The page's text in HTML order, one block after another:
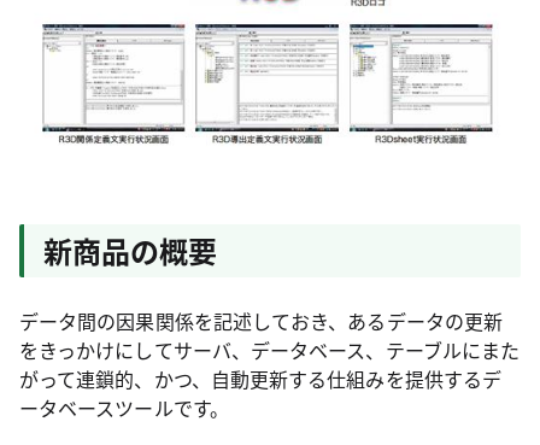
新商品の概要
データ間の因果関係を記述しておき、あるデータの更新
をきっかけにしてサーバ、データベース、テーブルにまた
がって連鎖的、かつ、自動更新する仕組みを提供するデ
ータベースツールです。